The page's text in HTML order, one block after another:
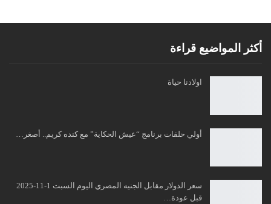
أكثر المواضيع قراءة
اولادنا حياة
أولي حلقات برنامج “عيش الحكاية” مع كنده كريم.. أصغر…
سعر الدولار مقابل الجنيه المصري اليوم السبت 1-11-2025
قبل عودة…